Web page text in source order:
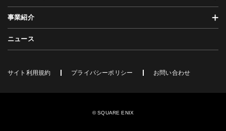
事業紹介
ニュース
サイト利用規約 プライバシーポリシー お問い合わせ
© SQUARE ENIX